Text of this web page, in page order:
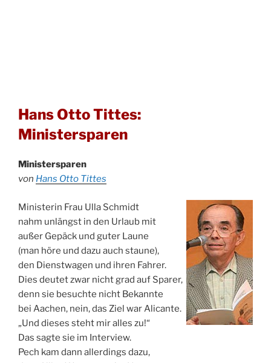
Hans Otto Tittes:
Ministersparen
Ministersparen
von Hans Otto Tittes
Ministerin Frau Ulla Schmidt
nahm unlängst in den Urlaub mit
außer Gepäck und guter Laune
(man höre und dazu auch staune),
den Dienstwagen und ihren Fahrer.
Dies deutet zwar nicht grad auf Sparer,
denn sie besuchte nicht Bekannte
bei Aachen, nein, das Ziel war Alicante.
„Und dieses steht mir alles zu!“
Das sagte sie im Interview.
Pech kam dann allerdings dazu,